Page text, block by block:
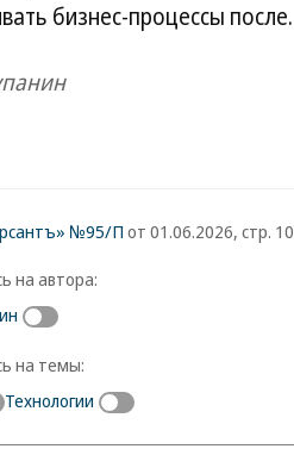
бизнес-процессы после.
№95/П от 01.06.2026, стр. 10
на автора:
на темы:
Технологии